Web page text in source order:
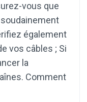
vous que
soudainement
également
vos câbles ; Si
la
Comment